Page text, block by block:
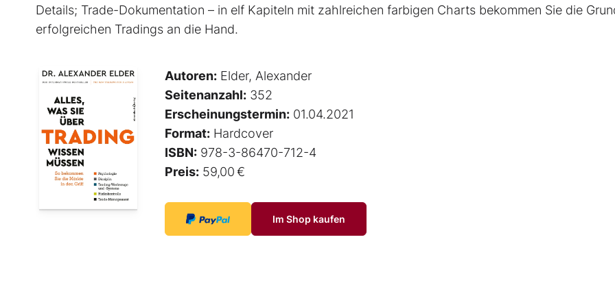
Details; Trade-Dokumentation – in elf Kapiteln mit zahlreichen farbigen Charts bekommen Sie die
erfolgreichen Tradings an die Hand.
Autoren: Elder, Alexander
Seitenanzahl: 352
Erscheinungstermin: 01.04.2021
Format: Hardcover
ISBN: 978-3-86470-712-4
Preis: 59,00 €
Im Shop kaufen